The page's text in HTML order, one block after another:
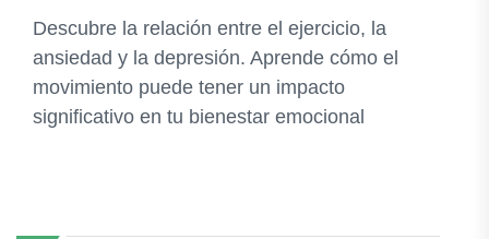
Descubre la relación entre el ejercicio, la
ansiedad y la depresión. Aprende cómo el
movimiento puede tener un impacto
significativo en tu bienestar emocional